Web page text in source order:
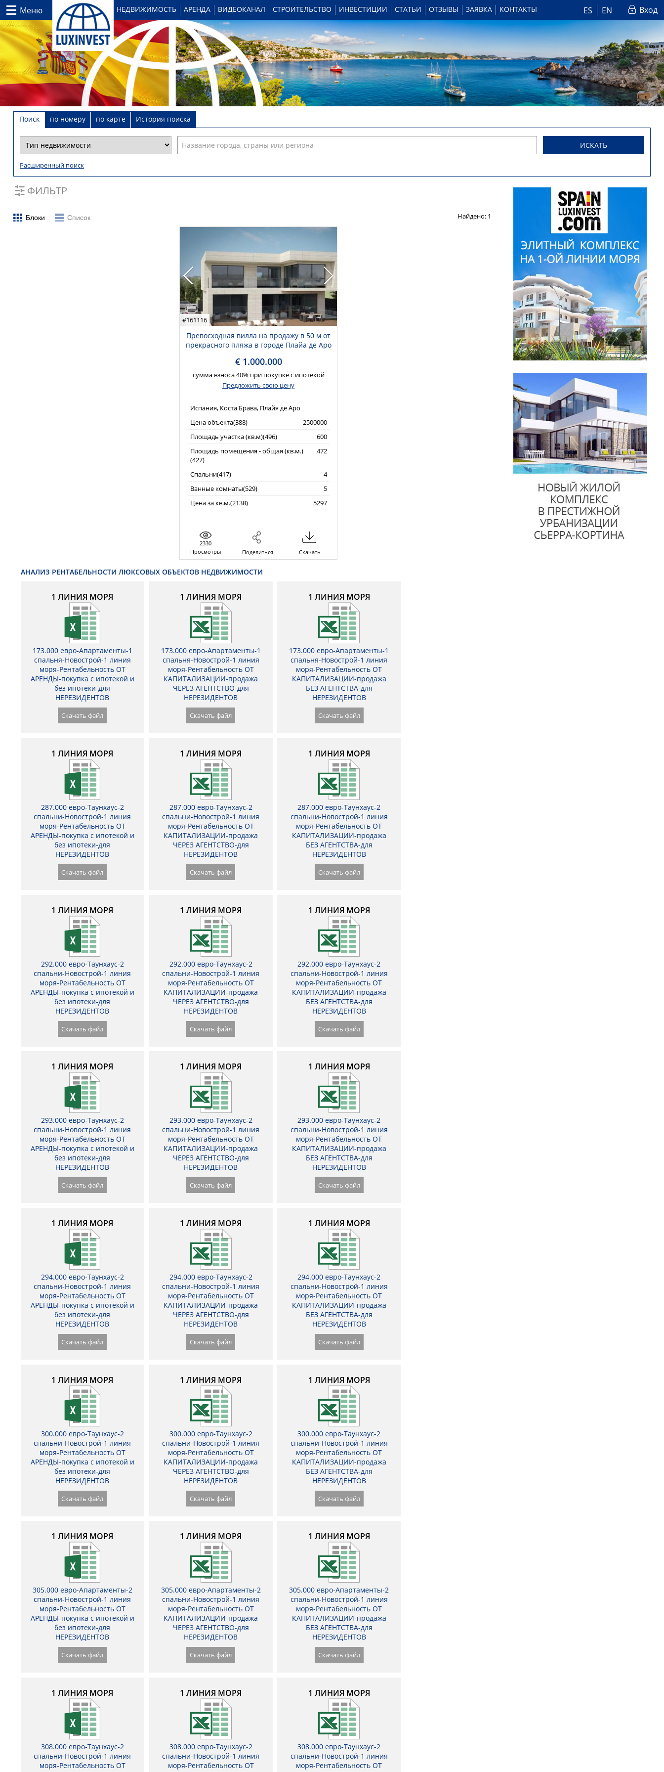
Меню НЕДВИЖИМОСТЬ АРЕНДА ВИДЕОКАНАЛ СТРОИТЕЛЬСТВО ИНВЕСТИЦИИ СТАТЬИ ОТЗЫВЫ ЗАЯВКА КОНТАКТЫ ES EN Вход
Поиск по номеру по карте История поиска
ИСКАТЬ
Расширенный поиск
ФИЛЬТР
Блоки Список Найдено: 1
#161116
Превосходная вилла на продажу в 50 м от
прекрасного пляжа в городе Плайа де Аро
€ 1.000.000
сумма взноса 40% при покупке с ипотекой
Предложить свою цену
Испания, Коста Брава, Плайя де Аро
Цена объекта(388)
2500000
Площадь участка (кв.м)(496)
600
Площадь помещения - общая (кв.м.)
(427)
472
Спальни(417)
4
Ванные комнаты(529)
5
Цена за кв.м.(2138)
5297
2330
Просмотры
Поделиться Скачать
АНАЛИЗ РЕНТАБЕЛЬНОСТИ ЛЮКСОВЫХ ОБЪЕКТОВ НЕДВИЖИМОСТИ
1 ЛИНИЯ МОРЯ
173.000 евро-Апартаменты-1
спальня-Новострой-1 линия
моря-Рентабельность ОТ
АРЕНДЫ-покупка с ипотекой и
без ипотеки-для
НЕРЕЗИДЕНТОВ
Скачать файл
1 ЛИНИЯ МОРЯ
173.000 евро-Апартаменты-1
спальня-Новострой-1 линия
моря-Рентабельность ОТ
КАПИТАЛИЗАЦИИ-продажа
ЧЕРЕЗ АГЕНТСТВО-для
НЕРЕЗИДЕНТОВ
Скачать файл
1 ЛИНИЯ МОРЯ
173.000 евро-Апартаменты-1
спальня-Новострой-1 линия
моря-Рентабельность ОТ
КАПИТАЛИЗАЦИИ-продажа
БЕЗ АГЕНТСТВА-для
НЕРЕЗИДЕНТОВ
Скачать файл
1 ЛИНИЯ МОРЯ
287.000 евро-Таунхаус-2
спальни-Новострой-1 линия
моря-Рентабельность ОТ
АРЕНДЫ-покупка с ипотекой и
без ипотеки-для
НЕРЕЗИДЕНТОВ
Скачать файл
1 ЛИНИЯ МОРЯ
287.000 евро-Таунхаус-2
спальни-Новострой-1 линия
моря-Рентабельность ОТ
КАПИТАЛИЗАЦИИ-продажа
ЧЕРЕЗ АГЕНТСТВО-для
НЕРЕЗИДЕНТОВ
Скачать файл
1 ЛИНИЯ МОРЯ
287.000 евро-Таунхаус-2
спальни-Новострой-1 линия
моря-Рентабельность ОТ
КАПИТАЛИЗАЦИИ-продажа
БЕЗ АГЕНТСТВА-для
НЕРЕЗИДЕНТОВ
Скачать файл
1 ЛИНИЯ МОРЯ
292.000 евро-Таунхаус-2
спальни-Новострой-1 линия
моря-Рентабельность ОТ
АРЕНДЫ-покупка с ипотекой и
без ипотеки-для
НЕРЕЗИДЕНТОВ
Скачать файл
1 ЛИНИЯ МОРЯ
292.000 евро-Таунхаус-2
спальни-Новострой-1 линия
моря-Рентабельность ОТ
КАПИТАЛИЗАЦИИ-продажа
ЧЕРЕЗ АГЕНТСТВО-для
НЕРЕЗИДЕНТОВ
Скачать файл
1 ЛИНИЯ МОРЯ
292.000 евро-Таунхаус-2
спальни-Новострой-1 линия
моря-Рентабельность ОТ
КАПИТАЛИЗАЦИИ-продажа
БЕЗ АГЕНТСТВА-для
НЕРЕЗИДЕНТОВ
Скачать файл
1 ЛИНИЯ МОРЯ
293.000 евро-Таунхаус-2
спальни-Новострой-1 линия
моря-Рентабельность ОТ
АРЕНДЫ-покупка с ипотекой и
без ипотеки-для
НЕРЕЗИДЕНТОВ
Скачать файл
1 ЛИНИЯ МОРЯ
293.000 евро-Таунхаус-2
спальни-Новострой-1 линия
моря-Рентабельность ОТ
КАПИТАЛИЗАЦИИ-продажа
ЧЕРЕЗ АГЕНТСТВО-для
НЕРЕЗИДЕНТОВ
Скачать файл
1 ЛИНИЯ МОРЯ
293.000 евро-Таунхаус-2
спальни-Новострой-1 линия
моря-Рентабельность ОТ
КАПИТАЛИЗАЦИИ-продажа
БЕЗ АГЕНТСТВА-для
НЕРЕЗИДЕНТОВ
Скачать файл
1 ЛИНИЯ МОРЯ
294.000 евро-Таунхаус-2
спальни-Новострой-1 линия
моря-Рентабельность ОТ
АРЕНДЫ-покупка с ипотекой и
без ипотеки-для
НЕРЕЗИДЕНТОВ
Скачать файл
1 ЛИНИЯ МОРЯ
294.000 евро-Таунхаус-2
спальни-Новострой-1 линия
моря-Рентабельность ОТ
КАПИТАЛИЗАЦИИ-продажа
ЧЕРЕЗ АГЕНТСТВО-для
НЕРЕЗИДЕНТОВ
Скачать файл
1 ЛИНИЯ МОРЯ
294.000 евро-Таунхаус-2
спальни-Новострой-1 линия
моря-Рентабельность ОТ
КАПИТАЛИЗАЦИИ-продажа
БЕЗ АГЕНТСТВА-для
НЕРЕЗИДЕНТОВ
Скачать файл
1 ЛИНИЯ МОРЯ
300.000 евро-Таунхаус-2
спальни-Новострой-1 линия
моря-Рентабельность ОТ
АРЕНДЫ-покупка с ипотекой и
без ипотеки-для
НЕРЕЗИДЕНТОВ
Скачать файл
1 ЛИНИЯ МОРЯ
300.000 евро-Таунхаус-2
спальни-Новострой-1 линия
моря-Рентабельность ОТ
КАПИТАЛИЗАЦИИ-продажа
ЧЕРЕЗ АГЕНТСТВО-для
НЕРЕЗИДЕНТОВ
Скачать файл
1 ЛИНИЯ МОРЯ
300.000 евро-Таунхаус-2
спальни-Новострой-1 линия
моря-Рентабельность ОТ
КАПИТАЛИЗАЦИИ-продажа
БЕЗ АГЕНТСТВА-для
НЕРЕЗИДЕНТОВ
Скачать файл
1 ЛИНИЯ МОРЯ
305.000 евро-Апартаменты-2
спальни-Новострой-1 линия
моря-Рентабельность ОТ
АРЕНДЫ-покупка с ипотекой и
без ипотеки-для
НЕРЕЗИДЕНТОВ
Скачать файл
1 ЛИНИЯ МОРЯ
305.000 евро-Апартаменты-2
спальни-Новострой-1 линия
моря-Рентабельность ОТ
КАПИТАЛИЗАЦИИ-продажа
ЧЕРЕЗ АГЕНТСТВО-для
НЕРЕЗИДЕНТОВ
Скачать файл
1 ЛИНИЯ МОРЯ
305.000 евро-Апартаменты-2
спальни-Новострой-1 линия
моря-Рентабельность ОТ
КАПИТАЛИЗАЦИИ-продажа
БЕЗ АГЕНТСТВА-для
НЕРЕЗИДЕНТОВ
Скачать файл
1 ЛИНИЯ МОРЯ
308.000 евро-Таунхаус-2
спальни-Новострой-1 линия
моря-Рентабельность ОТ
1 ЛИНИЯ МОРЯ
308.000 евро-Таунхаус-2
спальни-Новострой-1 линия
моря-Рентабельность ОТ
1 ЛИНИЯ МОРЯ
308.000 евро-Таунхаус-2
спальни-Новострой-1 линия
моря-Рентабельность ОТ